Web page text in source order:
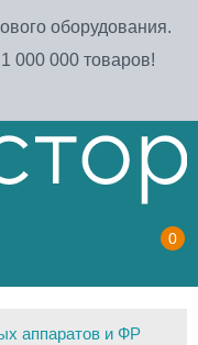
оборудования.
000 000 товаров!
0
аппаратов и ФР